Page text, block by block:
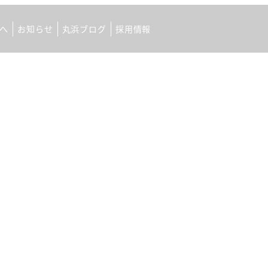
お知らせ 丸浜ブログ 採用情報